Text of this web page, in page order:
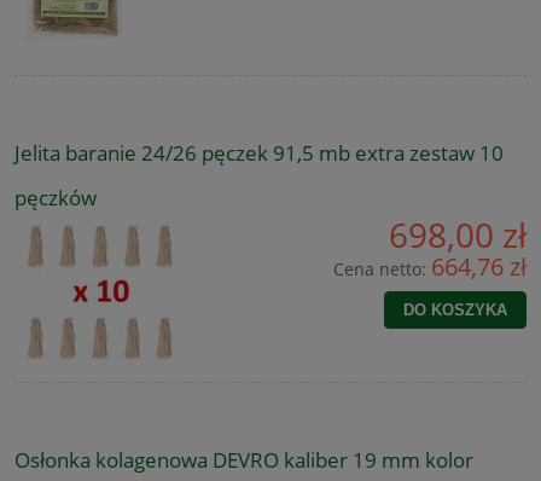
Jelita baranie 24/26 pęczek 91,5 mb extra zestaw 10
pęczków
698,00 zł
Cena netto: 664,76 zł
DO KOSZYKA
Osłonka kolagenowa DEVRO kaliber 19 mm kolor